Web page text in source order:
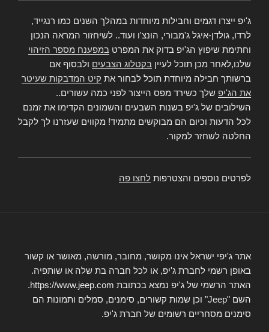
ג'יפ ייצרו דגמים וחבילות מיוחדות במהלך השנים כמו רנגייד,
לרדו, גולדן-איגל ג'מבורי, הונצ'ו ועוד.. לשיחזור המראה הנכון
וחתימת שיפוץ הג'יפ בדוק את המפרט במפענח מספר הזיהוי
שלנו,לאחר מכן תוכל לעיין בקטלוג הצבעים ולבסוף אם
ברשותך חבילה מיוחדת תוכל לבחור את קיט המדבקות שעיטר
את הג'יפ שלך כשירד מפס הייצור לפני כמה עשורים..
השילובים של ג'יפ בשנות השבעים והשמונים הקדימו את זמנם
לכל הדעות וכיום הם מבוקשים מתמיד! מקווים שעזרנו לך לקבל
החלטה לשחזר למקור.
לפרטים נוספים והצטרפות לחצו פה
אתר ג'יפי ישראל אינו מקושר, מחובר, מורשה, מאושר או קשור
באופן רשמי לחברת ג'יפ, או לכל חברה בת שלה או שותפיה.
האתר הרשמי של ג'יפ נמצא בכתובת https://www.jeep.com.
השם "Jeep" וכן שמות קשורים, סימנים, סמלים ותמונות הם
סימנים מסחריים רשומים של חברת ג'יפ.